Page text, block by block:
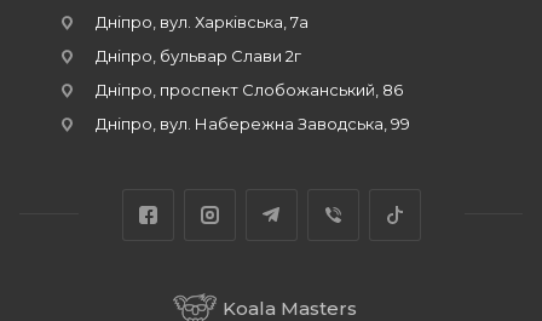
Дніпро, вул. Харківська, 7а
Дніпро, бульвар Слави 2г
Дніпро, проспект Слобожанський, 86
Дніпро, вул. Набережна Заводська, 99
Koala Masters